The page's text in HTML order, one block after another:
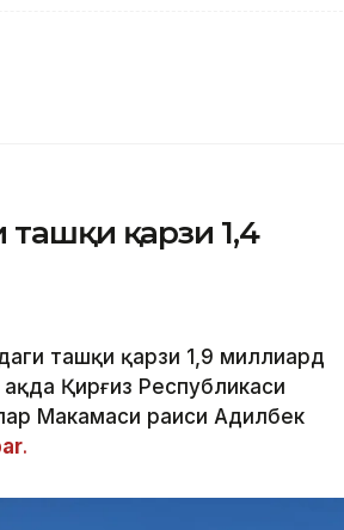
қарзи 1,4
ташқи қарзи 1,9 миллиард
Қирғиз Республикаси
Маҳкамаси раиси Адилбек
.